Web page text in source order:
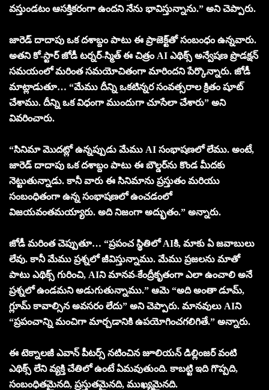
వస్తుండటం ఆసక్తికరంగా ఉందని నేను భావిస్తున్నాను.” అని చెప్పారు.
జారెడ్ దాదాపు ఒక దశాబ్దం పాటు ఈ ప్రాజెక్ట్‌తో సంబంధం ఉన్నవారు.
అతని కో-స్టార్ జోడీ టర్నర్-స్మిత్ ఈ చిత్రం AI ఎథిక్స్ అన్వేషణ ప్రొడక్షన్
సమయంలో మరింత సమయోచితంగా మారిందని పేర్కొన్నారు. జోడీ
మాట్లాడుతూ… “మేము దీన్ని ఒకటిన్నర సంవత్సరాల క్రితం షూట్
చేశాము. దీన్ని ఒక విధంగా ముందుగా చూసేలా చేశారు” అని
వివరించారు.
“సినిమా మొదట్లో ఉన్నప్పుడు మేము AI సంభాషణలో లేము. అంటే,
జారెడ్ దాదాపు ఒక దశాబ్దం పాటు ఈ బౌల్డర్‌ను కొండ మీదకు
నెట్టుతున్నాడు. కానీ వారు ఈ సినిమాను ప్రస్తుతం మరియు
సంబంధితంగా ఉన్న సంభాషణలో ఉంచడంలో
విజయవంతమయ్యారు. అది నిజంగా అద్భుతం.” అన్నారు.
జోడీ మరింత చెప్పుతూ… “ప్రపంచ స్థితిలో AIకి, మాకు ఏ జవాబులు
లేవు. కానీ మేము ప్రశ్నలో జీవిస్తున్నాము. మేము ప్రజలను మాతో
పాటు ఎథిక్స్ గురించి, AIని మానవ-కేంద్రీకృతంగా ఎలా ఉంచాలి అనే
ప్రశ్నలో ఉండమని అడుగుతున్నాము.” ఆమె “అది అంతా డూమ్,
గ్లూమ్ కావాల్సిన అవసరం లేదు” అని చెప్పారు. మానవులు AIని
“ప్రపంచాన్ని మంచిగా మార్చడానికి ఉపయోగించగలిగితే.” అన్నారు.
ఈ టెక్నాలజీ ఎవాన్ పీటర్స్ నటించిన జూలియన్ డిల్లింజర్ వంటి
ఎథిక్స్ లేని వ్యక్తి చేతిలో ఉంటే ఏమవుతుంది. కాబట్టి ఇది గొప్పది,
సంబంధితమైనది, ప్రస్తుతమైనది, ముఖ్యమైనది.